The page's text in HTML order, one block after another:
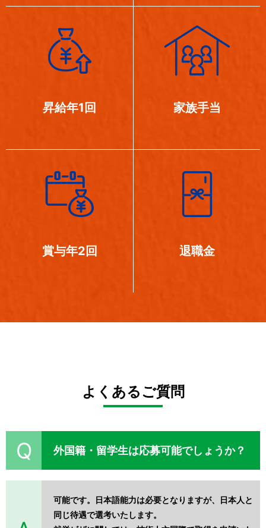
昇給年1回 家族手当
賞与年2回 退職金
よくあるご質問
外国籍・留学生は応募可能でしょうか？
可能です。日本語能力は必要となりますが、日本人と
同じ待遇で選考いたします。